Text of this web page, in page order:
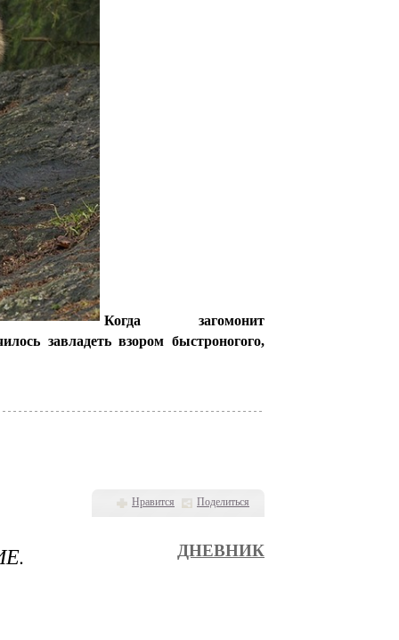
Нравится Поделиться
Когда загомонит
завладеть взором быстроногого,
ДНЕВНИК